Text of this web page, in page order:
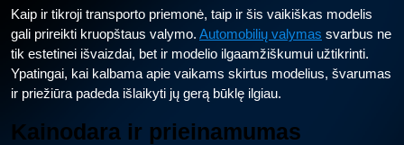
Kaip ir tikroji transporto priemonė, taip ir šis vaikiškas modelis
gali prireikti kruopštaus valymo. Automobilių valymas svarbus ne
tik estetinei išvaizdai, bet ir modelio ilgaamžiškumui užtikrinti.
Ypatingai, kai kalbama apie vaikams skirtus modelius, švarumas
ir priežiūra padeda išlaikyti jų gerą būklę ilgiau.
Kainodara ir prieinamumas